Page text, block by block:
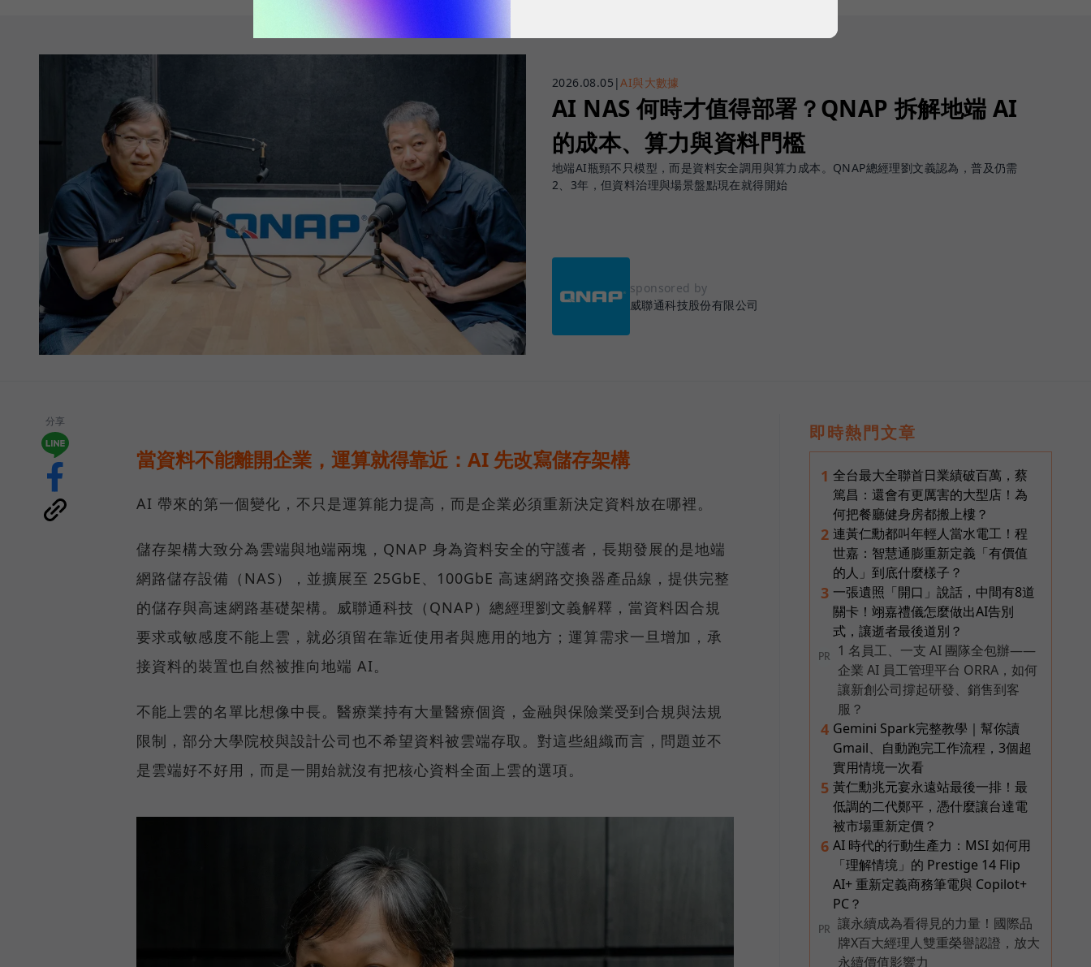
2026.08.05 |AI與大數據
AI NAS 何時才值得部署？QNAP 拆解地端 AI
的成本、算力與資料門檻
地端AI瓶頸不只模型，而是資料安全調用與算力成本。QNAP總經理劉文義認為，普及仍需
2、3年，但資料治理與場景盤點現在就得開始
sponsored by
威聯通科技股份有限公司
分享
當資料不能離開企業，運算就得靠近：AI 先改寫儲存架構
AI 帶來的第一個變化，不只是運算能力提高，而是企業必須重新決定資料放在哪裡。
儲存架構大致分為雲端與地端兩塊，QNAP 身為資料安全的守護者，長期發展的是地端
網路儲存設備（NAS），並擴展至 25GbE、100GbE 高速網路交換器產品線，提供完整
的儲存與高速網路基礎架構。威聯通科技（QNAP）總經理劉文義解釋，當資料因合規
要求或敏感度不能上雲，就必須留在靠近使用者與應用的地方；運算需求一旦增加，承
接資料的裝置也自然被推向地端 AI。
不能上雲的名單比想像中長。醫療業持有大量醫療個資，金融與保險業受到合規與法規
限制，部分大學院校與設計公司也不希望資料被雲端存取。對這些組織而言，問題並不
是雲端好不好用，而是一開始就沒有把核心資料全面上雲的選項。
即時熱門文章
1 全台最大全聯首日業績破百萬，蔡
篤昌：還會有更厲害的大型店！為
何把餐廳健身房都搬上樓？
2 連黃仁勳都叫年輕人當水電工！程
世嘉：智慧通膨重新定義「有價值
的人」到底什麼樣子？
3 一張遺照「開口」說話，中間有8道
關卡！翊嘉禮儀怎麼做出AI告別
式，讓逝者最後道別？
PR
1 名員工、一支 AI 團隊全包辦——
企業 AI 員工管理平台 ORRA，如何
讓新創公司撐起研發、銷售到客
服？
4 Gemini Spark完整教學｜幫你讀
Gmail、自動跑完工作流程，3個超
實用情境一次看
5 黃仁勳兆元宴永遠站最後一排！最
低調的二代鄭平，憑什麼讓台達電
被市場重新定價？
6 AI 時代的行動生產力：MSI 如何用
「理解情境」的 Prestige 14 Flip
AI+ 重新定義商務筆電與 Copilot+
PC？
PR
讓永續成為看得見的力量！國際品
牌X百大經理人雙重榮譽認證，放大
永續價值影響力